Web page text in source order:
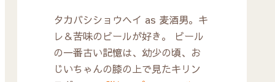
タカバシショウヘイ as 麦酒男。キ
レ＆苦味のビールが好き。 ビール
の一番古い記憶は、幼少の頃、お
じいちゃんの膝の上で見たキリン